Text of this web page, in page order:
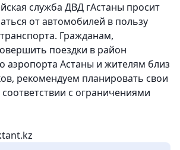
служба ДВД гАстаны просит
от автомобилей в пользу
Гражданам,
поездки в район
аэропорта Астаны и жителям близ
рекомендуем планировать свои
с ограничениями